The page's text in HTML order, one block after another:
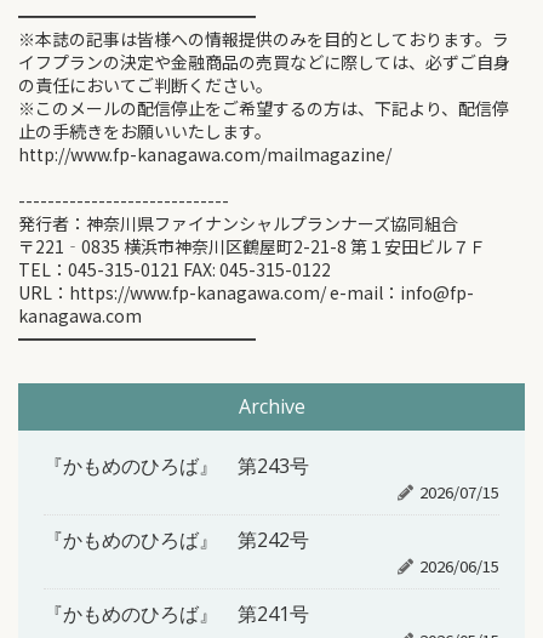
━━━━━━━━━━━━━━
※本誌の記事は皆様への情報提供のみを目的としております。ラ
イフプランの決定や金融商品の売買などに際しては、必ずご自身
の責任においてご判断ください。
※このメールの配信停止をご希望するの方は、下記より、配信停
止の手続きをお願いいたします。
http://www.fp-kanagawa.com/mailmagazine/
-----------------------------
発行者：神奈川県ファイナンシャルプランナーズ協同組合
〒221‐0835 横浜市神奈川区鶴屋町2-21-8 第１安田ビル７Ｆ
TEL：045-315-0121 FAX: 045-315-0122
URL：https://www.fp-kanagawa.com/ e-mail：info@fp-
kanagawa.com
━━━━━━━━━━━━━━
Archive
『かもめのひろば』 第243号
2026/07/15
『かもめのひろば』 第242号
2026/06/15
『かもめのひろば』 第241号